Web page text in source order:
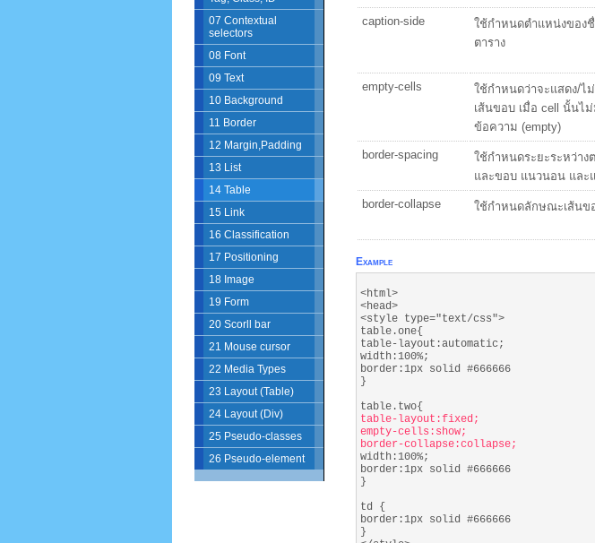
07 Contextual
selectors
08 Font
09 Text
10 Background
11 Border
12 Margin,Padding
13 List
14 Table
15 Link
16 Classification
17 Positioning
18 Image
19 Form
20 Scorll bar
21 Mouse cursor
22 Media Types
23 Layout (Table)
24 Layout (Div)
25 Pseudo-classes
26 Pseudo-element
caption-side
ใช้กำหนดตำแหน่งของ
ตาราง
empty-cells
ใช้กำหนดว่าจะแสดง/ไ
เส้นขอบ เมื่อ cell นั้นไ
ข้อความ (empty)
border-spacing
ใช้กำหนดระยะระหว่าง
และขอบ แนวนอน และ
border-collapse ใช้กำหนดลักษณะเส้นข
Example
<html>
<head>
<style type="text/css">
table.one{
table-layout:automatic;
width:100%;
border:1px solid #666666
}
table.two{
table-layout:fixed;
empty-cells:show;
border-collapse:collapse;
width:100%;
border:1px solid #666666
}
td {
border:1px solid #666666
}